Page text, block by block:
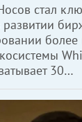
стал
развитии
30…